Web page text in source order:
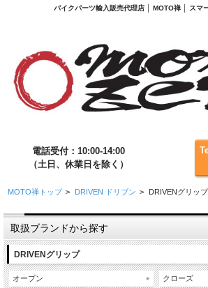
バイクパーツ輸入販売代理店 │ MOTO禅 │ スマ
電話受付：10:00-14:00
（土日、休業日を除く）
MOTO禅トップ > DRIVEN ドリブン > DRIVENグリップ
取扱ブランドから探す
DRIVENグリップ
オープン クローズ